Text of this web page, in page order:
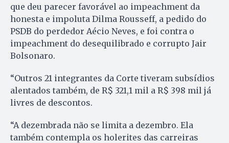
que deu parecer favorável ao impeachment da
honesta e impoluta Dilma Rousseff, a pedido do
PSDB do perdedor Aécio Neves, e foi contra o
impeachment do desequilibrado e corrupto Jair
Bolsonaro.
“Outros 21 integrantes da Corte tiveram subsídios
alentados também, de R$ 321,1 mil a R$ 398 mil já
livres de descontos.
“A dezembrada não se limita a dezembro. Ela
também contempla os holerites das carreiras